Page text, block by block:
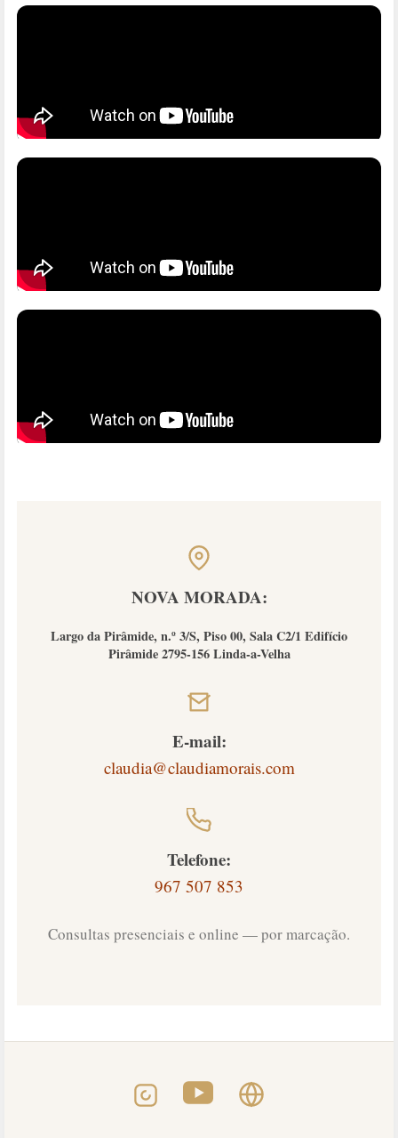
NOVA MORADA:
Largo da Pirâmide, n.º 3/S, Piso 00, Sala C2/1 Edifício
Pirâmide 2795-156 Linda-a-Velha
E-mail:
claudia@claudiamorais.com
Telefone:
967 507 853
Consultas presenciais e online — por marcação.